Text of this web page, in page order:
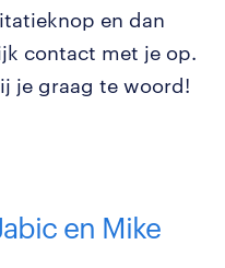
en dan
contact met je op.
je graag te woord!
en Mike